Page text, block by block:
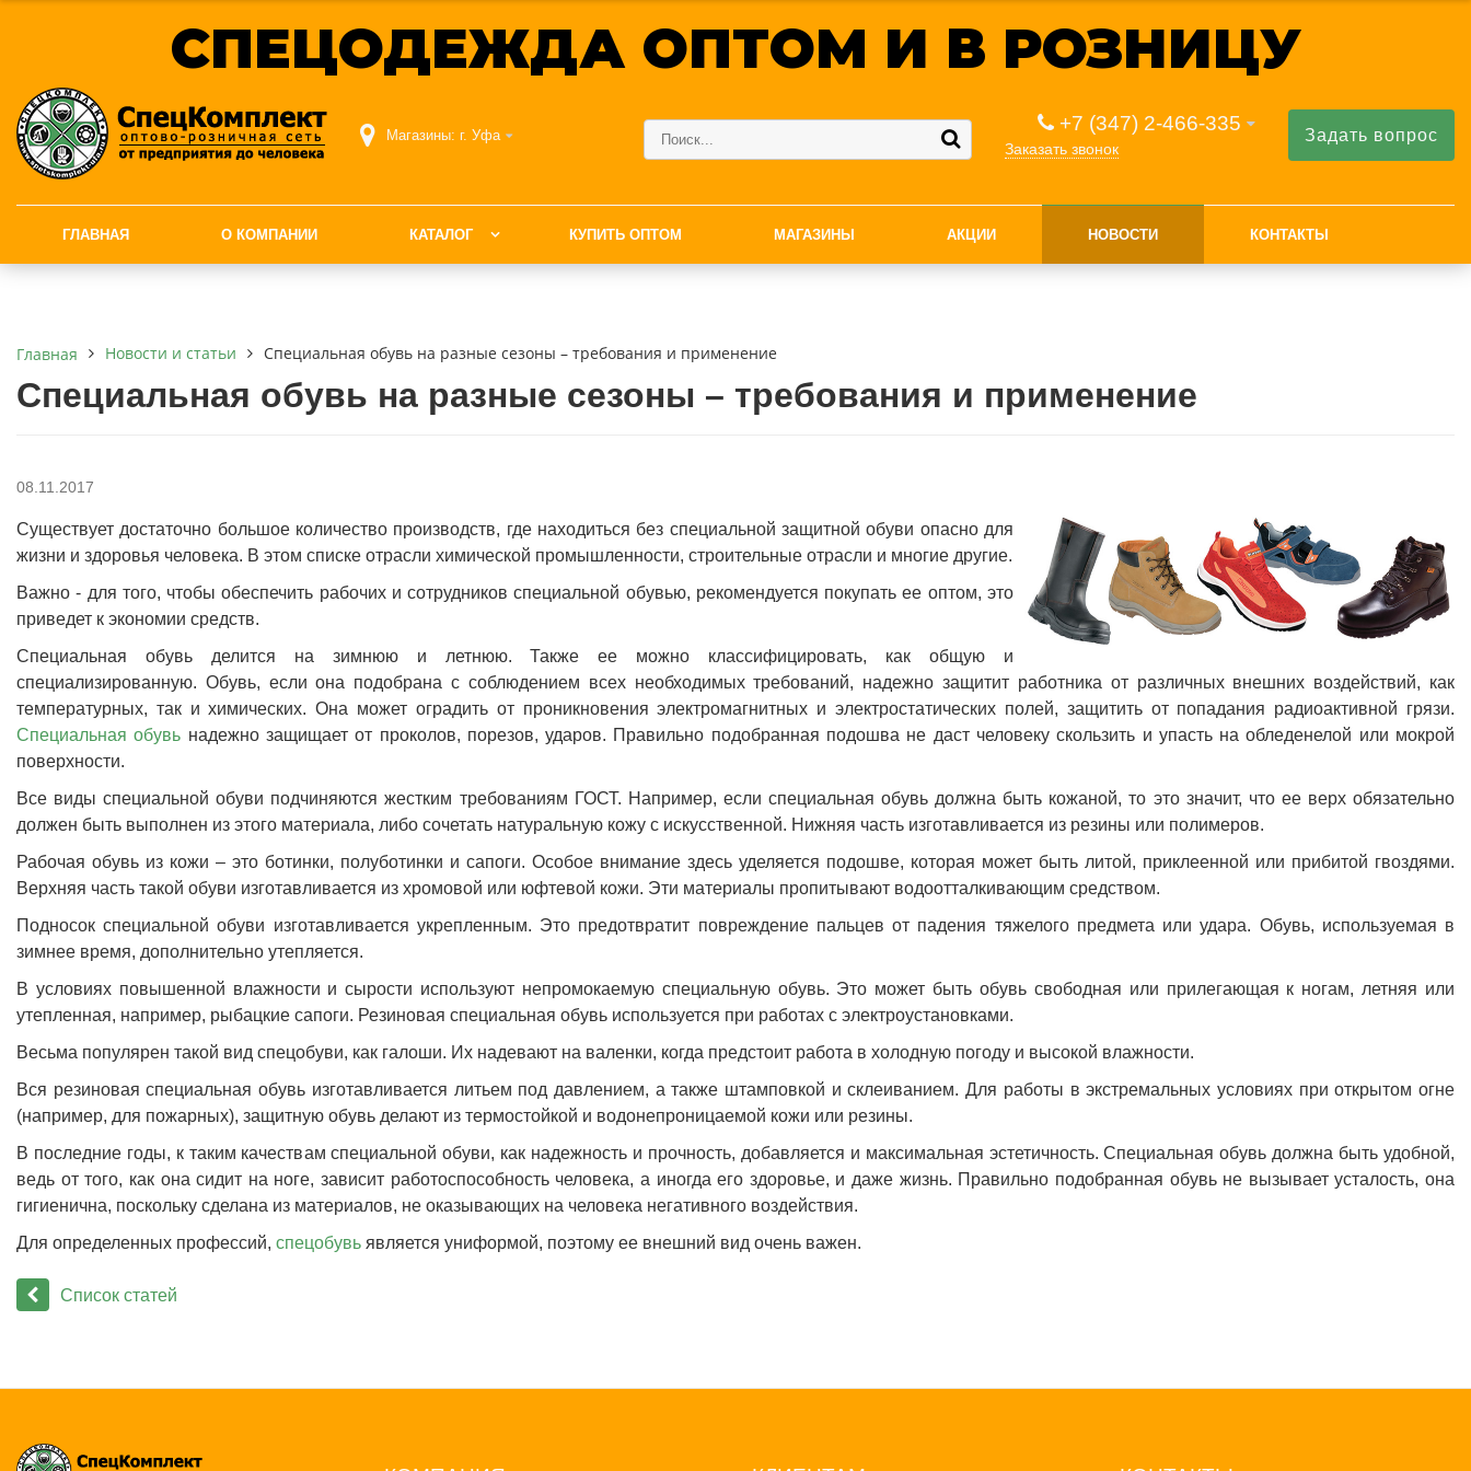
СПЕЦОДЕЖДА ОПТОМ И В РОЗНИЦУ
Магазины: г. Уфа +7 (347) 2-466-335
Заказать звонок
Задать вопрос
ГЛАВНАЯ О КОМПАНИИ КАТАЛОГ КУПИТЬ ОПТОМ МАГАЗИНЫ АКЦИИ НОВОСТИ КОНТАКТЫ
Главная Новости и статьи Специальная обувь на разные сезоны – требования и применение
Специальная обувь на разные сезоны – требования и применение
08.11.2017
Существует достаточно большое количество производств, где находиться без специальной защитной обуви опасно для
жизни и здоровья человека. В этом списке отрасли химической промышленности, строительные отрасли и многие другие.
Важно - для того, чтобы обеспечить рабочих и сотрудников специальной обувью, рекомендуется покупать ее оптом, это
приведет к экономии средств.
Специальная обувь делится на зимнюю и летнюю. Также ее можно классифицировать, как общую и
специализированную. Обувь, если она подобрана с соблюдением всех необходимых требований, надежно защитит работника от различных внешних воздействий, как
температурных, так и химических. Она может оградить от проникновения электромагнитных и электростатических полей, защитить от попадания радиоактивной грязи.
Специальная обувь надежно защищает от проколов, порезов, ударов. Правильно подобранная подошва не даст человеку скользить и упасть на обледенелой или мокрой
поверхности.
Все виды специальной обуви подчиняются жестким требованиям ГОСТ. Например, если специальная обувь должна быть кожаной, то это значит, что ее верх обязательно
должен быть выполнен из этого материала, либо сочетать натуральную кожу с искусственной. Нижняя часть изготавливается из резины или полимеров.
Рабочая обувь из кожи – это ботинки, полуботинки и сапоги. Особое внимание здесь уделяется подошве, которая может быть литой, приклеенной или прибитой гвоздями.
Верхняя часть такой обуви изготавливается из хромовой или юфтевой кожи. Эти материалы пропитывают водоотталкивающим средством.
Подносок специальной обуви изготавливается укрепленным. Это предотвратит повреждение пальцев от падения тяжелого предмета или удара. Обувь, используемая в
зимнее время, дополнительно утепляется.
В условиях повышенной влажности и сырости используют непромокаемую специальную обувь. Это может быть обувь свободная или прилегающая к ногам, летняя или
утепленная, например, рыбацкие сапоги. Резиновая специальная обувь используется при работах с электроустановками.
Весьма популярен такой вид спецобуви, как галоши. Их надевают на валенки, когда предстоит работа в холодную погоду и высокой влажности.
Вся резиновая специальная обувь изготавливается литьем под давлением, а также штамповкой и склеиванием. Для работы в экстремальных условиях при открытом огне
(например, для пожарных), защитную обувь делают из термостойкой и водонепроницаемой кожи или резины.
В последние годы, к таким качествам специальной обуви, как надежность и прочность, добавляется и максимальная эстетичность. Специальная обувь должна быть удобной,
ведь от того, как она сидит на ноге, зависит работоспособность человека, а иногда его здоровье, и даже жизнь. Правильно подобранная обувь не вызывает усталость, она
гигиенична, поскольку сделана из материалов, не оказывающих на человека негативного воздействия.
Для определенных профессий, спецобувь является униформой, поэтому ее внешний вид очень важен.
Список статей